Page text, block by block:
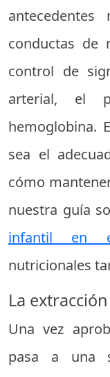
conductas de
control de
arterial, el
hemoglobina.
sea el
cómo
nuestra guía
infantil en
nutricionales
La
Una vez
pasa a una